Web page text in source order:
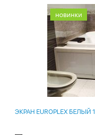
новинки
ЭКРАН EUROPLEX